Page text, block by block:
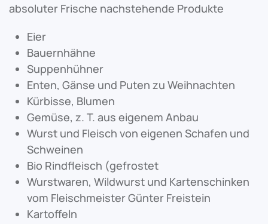
absoluter Frische nachstehende Produkte
Eier
Bauernhähne
Suppenhühner
Enten, Gänse und Puten zu Weihnachten
Kürbisse, Blumen
Gemüse, z. T. aus eigenem Anbau
Wurst und Fleisch von eigenen Schafen und
Schweinen
Bio Rindfleisch (gefrostet
Wurstwaren, Wildwurst und Kartenschinken
vom Fleischmeister Günter Freistein
Kartoffeln